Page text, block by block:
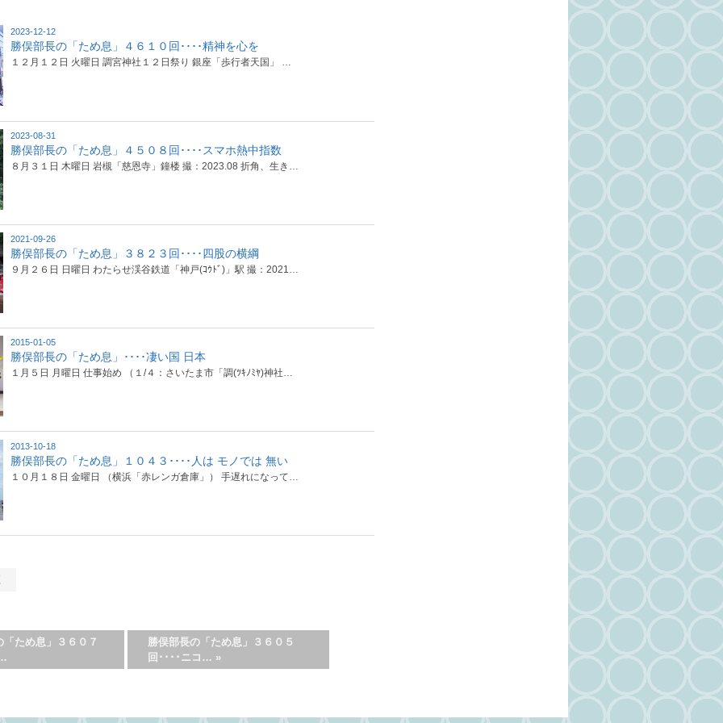
2023-12-12
勝俣部長の「ため息」４６１０回････精神を心を
１２月１２日 火曜日 調宮神社１２日祭り 銀座「歩行者天国」 …
2023-08-31
勝俣部長の「ため息」４５０８回････スマホ熱中指数
８月３１日 木曜日 岩槻「慈恩寺」鐘楼 撮：2023.08 折角、生き…
2021-09-26
勝俣部長の「ため息」３８２３回････四股の横綱
９月２６日 日曜日 わたらせ渓谷鉄道「神戸(ｺｳﾄﾞ)」駅 撮：2021…
2015-01-05
勝俣部長の「ため息」････凄い国 日本
１月５日 月曜日 仕事始め （１/４：さいたま市「調(ﾂｷﾉﾐﾔ)神社…
2013-10-18
勝俣部長の「ため息」１０４３････人は モノでは 無い
１０月１８日 金曜日 （横浜「赤レンガ倉庫」） 手遅れになって…
「ため息」３６０７
勝俣部長の「ため息」３６０５
回････ニコ… »